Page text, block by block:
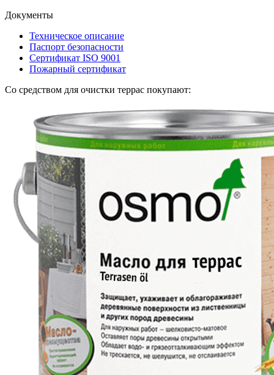
Документы
Техническое описание
Паспорт безопасности
Сертификат ISO 9001
Пожарный сертификат
Со средством для очистки террас покупают: